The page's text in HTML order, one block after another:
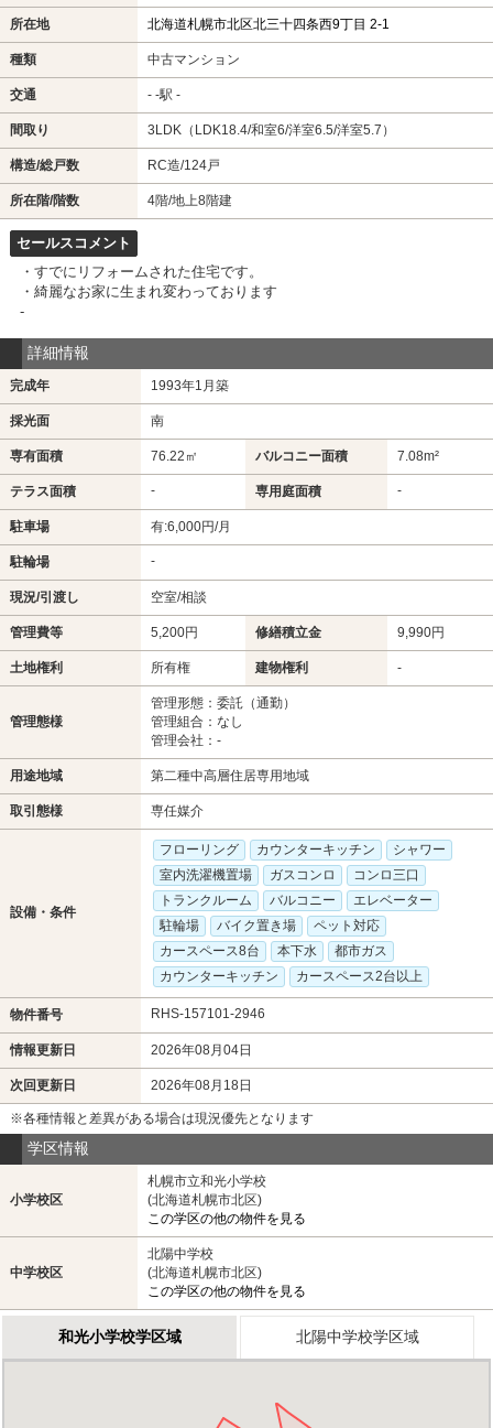
所在地 北海道札幌市北区北三十四条西9丁目 2-1
種類 中古マンション
交通 - -駅 -
間取り 3LDK（LDK18.4/和室6/洋室6.5/洋室5.7）
構造/総戸数 RC造/124戸
所在階/階数 4階/地上8階建
セールスコメント
・すでにリフォームされた住宅です。
・綺麗なお家に生まれ変わっております
-
詳細情報
完成年 1993年1月築
採光面 南
専有面積 76.22㎡ バルコニー面積 7.08m²
テラス面積 - 専用庭面積 -
駐車場 有:6,000円/月
駐輪場 -
現況/引渡し 空室/相談
管理費等 5,200円 修繕積立金 9,990円
土地権利 所有権 建物権利 -
管理態様
管理形態：委託（通勤）
管理組合：なし
管理会社：-
用途地域 第二種中高層住居専用地域
取引態様 専任媒介
設備・条件
フローリング カウンターキッチン
シャワー
室内洗濯機置場
ガスコンロ
コンロ三口
トランクルーム
バルコニー
エレベーター
駐輪場
バイク置き場
ペット対応
カースペース8台
本下水
都市ガス
カウンターキッチン
カースペース2台以上
物件番号 RHS-157101-2946
情報更新日 2026年08月04日
次回更新日 2026年08月18日
※各種情報と差異がある場合は現況優先となります
学区情報
小学校区
札幌市立和光小学校
(北海道札幌市北区)
この学区の他の物件を見る
中学校区
北陽中学校
(北海道札幌市北区)
この学区の他の物件を見る
和光小学校学区域 北陽中学校学区域